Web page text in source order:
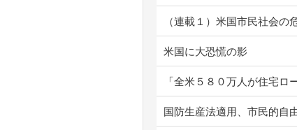
（連載１）米国市民社会の
米国に大恐慌の影
「全米５８０万人が住宅ロ
国防生産法適用、市民的自